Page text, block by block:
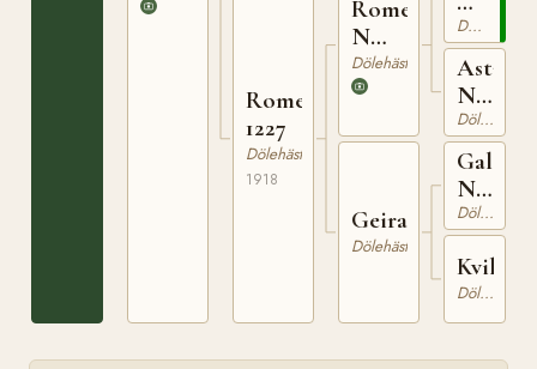
Romera
1227
Dölehäst
1918
Romer
N
1028
Dölehäst
Geira
Dölehäst
704
Dölehäst
Asta
N
4013
Dölehäst
N
597Dölehäst
Kvikka
Dölehäst